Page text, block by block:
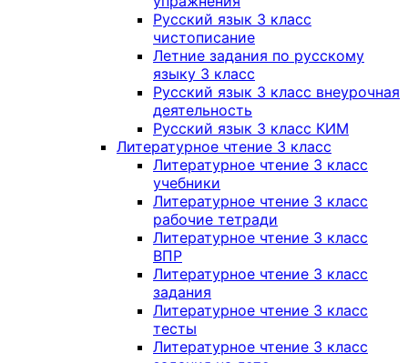
Русский язык 3 класс
чистописание
Летние задания по русскому
языку 3 класс
Русский язык 3 класс внеурочная
деятельность
Русский язык 3 класс КИМ
Литературное чтение 3 класс
Литературное чтение 3 класс
учебники
Литературное чтение 3 класс
рабочие тетради
Литературное чтение 3 класс
ВПР
Литературное чтение 3 класс
задания
Литературное чтение 3 класс
тесты
Литературное чтение 3 класс